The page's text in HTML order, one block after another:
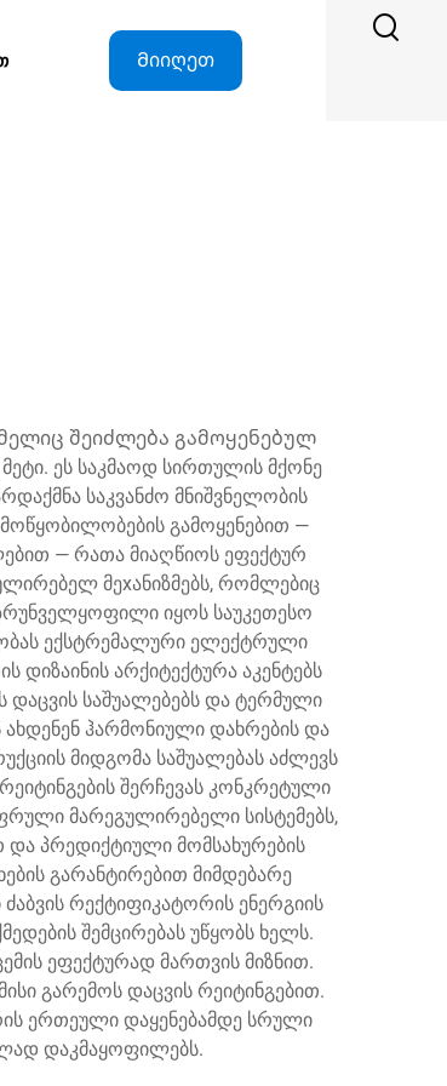
Მიიღეთ
შეიძლება გამოყენებულ
ეს საკმაოდ სირთულის მქონე
საკვანძო მნიშვნელობის
გამოყენებით —
— რათა მიაღწიოს ეფექტურ
მეхანიზმებს, რომლებიც
იყოს საუკეთესო
ექსტრემალური ელექტრული
დიზაინის არქიტექტურა აკენტებს
დაცვის საშუალებებს და ტერმული
ახდენენ ჰარმონიული დახრების და
მიდგომა საშუალებას აძლევს
შერჩევას კონკრეტული
მარეგულირებელი სისტემებს,
პრედიქტიული მომსახურების
გარანტირებით მიმდებარე
რექტიფიკატორის ენერგიის
შემცირებას უწყობს ხელს.
ეფექტურად მართვის მიზნით.
გარემოს დაცვის რეიტინგებით.
ერთეული დაყენებამდე სრული
დაკმაყოფილებს.